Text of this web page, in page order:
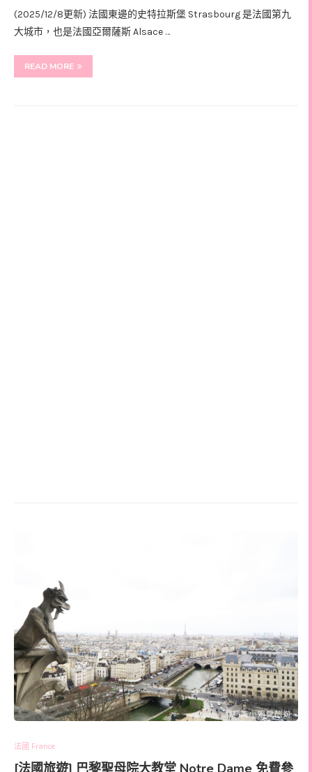
(2025/12/8更新) 法國東邊的史特拉斯堡 Strasbourg 是法國第九
大城市，也是法國亞爾薩斯 Alsace …
READ MORE
法國 France
[法國旅遊] 巴黎聖母院大教堂 Notre Dame 免費參